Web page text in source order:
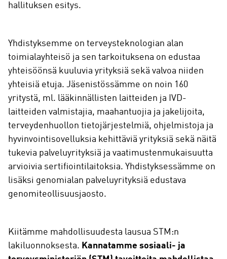
hallituksen esitys.
Yhdistyksemme on terveysteknologian alan
toimialayhteisö ja sen tarkoituksena on edustaa
yhteisöönsä kuuluvia yrityksiä sekä valvoa niiden
yhteisiä etuja. Jäsenistössämme on noin 160
yritystä, ml. lääkinnällisten laitteiden ja IVD-
laitteiden valmistajia, maahantuojia ja jakelijoita,
terveydenhuollon tietojärjestelmiä, ohjelmistoja ja
hyvinvointisovelluksia kehittäviä yrityksiä sekä näitä
tukevia palveluyrityksiä ja vaatimustenmukaisuutta
arvioivia sertifiointilaitoksia. Yhdistyksessämme on
lisäksi genomialan palveluyrityksiä edustava
genomiteollisuusjaosto.
Kiitämme mahdollisuudesta lausua STM:n
lakiluonnoksesta. Kannatamme sosiaali- ja